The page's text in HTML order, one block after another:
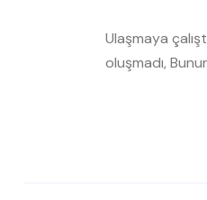
Ulaşmaya
oluşmadı,